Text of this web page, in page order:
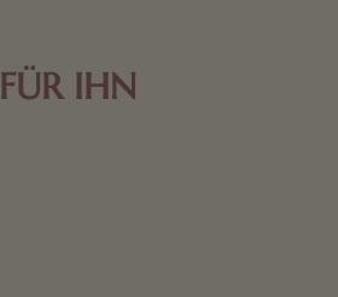
FÜR IHN